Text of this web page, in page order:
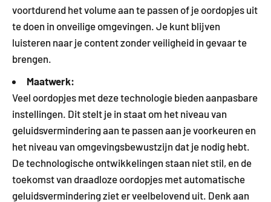
voortdurend het volume aan te passen of je oordopjes uit
te doen in onveilige omgevingen. Je kunt blijven
luisteren naar je content zonder veiligheid in gevaar te
brengen.
Maatwerk:
Veel oordopjes met deze technologie bieden aanpasbare
instellingen. Dit stelt je in staat om het niveau van
geluidsvermindering aan te passen aan je voorkeuren en
het niveau van omgevingsbewustzijn dat je nodig hebt.
De technologische ontwikkelingen staan niet stil, en de
toekomst van draadloze oordopjes met automatische
geluidsvermindering ziet er veelbelovend uit. Denk aan